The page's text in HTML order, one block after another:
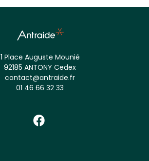
1 Place Auguste Mounié
92185 ANTONY Cedex
contact@antraide.fr
01 46 66 32 33